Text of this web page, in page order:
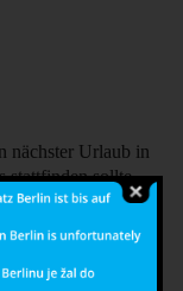
nächster Urlaub in
stattfinden sollte.
– So fühlt sich